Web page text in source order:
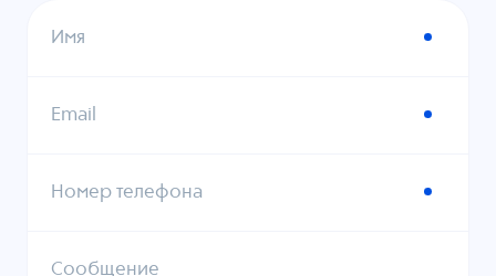
Имя
Email
Номер телефона
Сообщение